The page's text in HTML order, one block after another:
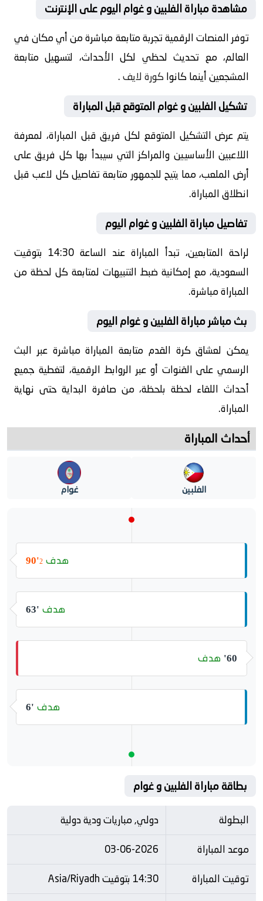
مشاهدة مباراة الفلبين و غوام اليوم على الإنترنت
توفر المنصات الرقمية تجربة متابعة مباشرة من أي مكان في
العالم، مع تحديث لحظي لكل الأحداث، لتسهيل متابعة
المشجعين أينما كانواكورة لايف.
تشكيل الفلبين و غوام المتوقع قبل المباراة
يتم عرض التشكيل المتوقع لكل فريق قبل المباراة، لمعرفة
اللاعبين الأساسيين والمراكز التي سيبدأ بها كل فريق على
أرض الملعب، مما يتيح للجمهور متابعة تفاصيل كل لاعب قبل
انطلاق المباراة.
تفاصيل مباراة الفلبين و غوام اليوم
لراحة المتابعين، تبدأ المباراة عند الساعة 14:30 بتوقيت
السعودية، مع إمكانية ضبط التنبيهات لمتابعة كل لحظة من
المباراة مباشرة.
بث مباشر مباراة الفلبين و غوام اليوم
يمكن لعشاق كرة القدم متابعة المباراة مباشرة عبر البث
الرسمي على القنوات أو عبر الروابط الرقمية، لتغطية جميع
أحداث اللقاء لحظة بلحظة، من صافرة البداية حتى نهاية
المباراة.
أحداث المباراة
الفلبين غوام
90'2 هدف
63' هدف
60' هدف
6' هدف
بطاقة مباراة الفلبين و غوام
البطولة
دولي, مباريات ودية دولية
موعد المباراة
03-06-2026
توقيت المباراة
14:30 بتوقيت Asia/Riyadh